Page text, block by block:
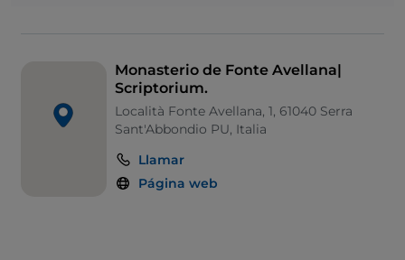
Monasterio de Fonte Avellana|
Scriptorium.
Località Fonte Avellana, 1, 61040 Serra
Sant'Abbondio PU, Italia
Llamar
Página web